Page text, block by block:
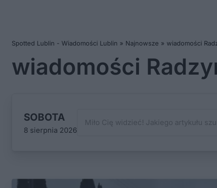
Spotted Lublin - Wiadomości Lublin » Najnowsze » wiadomości
wiadomości
SOBOTA
8 sierpnia 2026